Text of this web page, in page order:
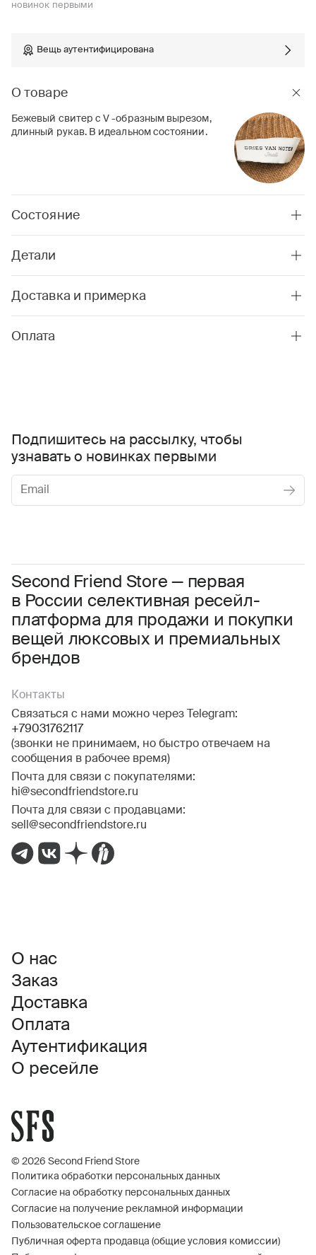
новинок первыми
Вещь аутентифицирована
О товаре
Бежевый свитер с V -образным вырезом,
длинный рукав. В идеальном состоянии.
Состояние
Детали
Доставка и примерка
Оплата
Second Friend Store — первая
в России селективная ресейл-
платформа для продажи и покупки
вещей люксовых и премиальных
брендов
Контакты
Связаться с нами можно через Telegram:
+79031762117
(звонки не принимаем, но быстро отвечаем на
сообщения в рабочее время)
Почта для связи с покупателями:
hi@secondfriendstore.ru
Почта для связи с продавцами:
sell@secondfriendstore.ru
Подпишитесь на рассылку, чтобы
узнавать о новинках первыми
Соглашаюсь с условиями Пользовательского соглашения
Даю согласие на получение рекламной информации.
О нас
Заказ
Доставка
Оплата
Аутентификация
О ресейле
© 2026 Second Friend Store
Политика обработки персональных данных
Согласие на обработку персональных данных
Согласие на получение рекламной информации
Пользовательское соглашение
Публичная оферта продавца (общие условия комиссии)